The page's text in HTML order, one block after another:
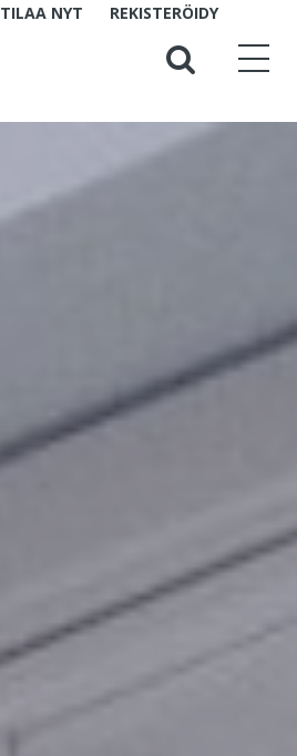
TILAA NYT
REKISTERÖIDY